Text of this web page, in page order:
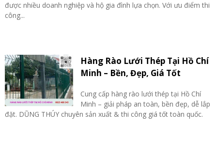
được nhiều doanh nghiệp và hộ gia đình lựa chọn. Với ưu điểm thi
công...
Hàng Rào Lưới Thép Tại Hồ Chí
Minh – Bền, Đẹp, Giá Tốt
Cung cấp hàng rào lưới thép tại Hồ Chí
Minh – giải pháp an toàn, bền đẹp, dễ lắp
đặt. DŨNG THÚY chuyên sản xuất & thi công giá tốt toàn quốc.